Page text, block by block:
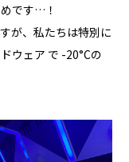
です…！
が、私たちは特別に
ウェア で -20°Cの